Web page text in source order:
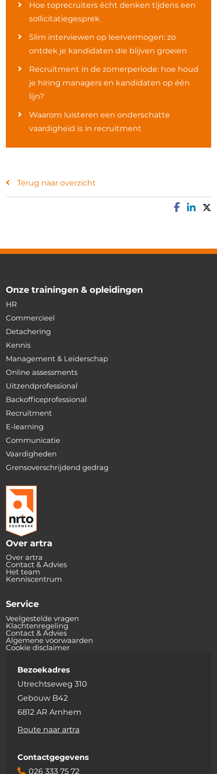
Hoe toprecruiters écht denken tijdens een
sollicitatiegesprek
Slim interviewen op leervermogen: zo
ontdek je kandidaten die blijven groeien
Recruitment in de zomerperiode: hoe houd
je hiring managers en kandidaten op één
lijn?
Waarom luisteren een onderschatte
vaardigheid is in recruitment
Terug naar overzicht
Onze trainingen & opleidingen
HR
Commercieel
Detachering
Kennis
Management & Leiderschap
Online assessments
Uitzendprofessional
Backofficeprofessional
Recruitment
E-learning
Communicatie
Vaardigheden
Grensoverschrijdend gedrag
Over artra
Over artra
Contact & Advies
Het team
Kenniscentrum
Service
Veelgestelde vragen
Klachtenregeling
Contact & Advies
Algemene voorwaarden
Cookie disclaimer
Bezoekadres
Utrechtseweg 310
Gebouw B42
6812 AR Arnhem
Route naar artra
Contactgegevens
026 333 75 72